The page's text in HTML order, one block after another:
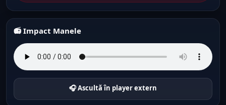
📻 Impact Manele
🎧 Ascultă în player extern